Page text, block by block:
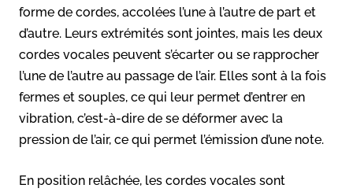
forme de cordes, accolées l’une à l’autre de part et
d’autre. Leurs extrémités sont jointes, mais les deux
cordes vocales peuvent s’écarter ou se rapprocher
l’une de l’autre au passage de l’air. Elles sont à la fois
fermes et souples, ce qui leur permet d’entrer en
vibration, c’est-à-dire de se déformer avec la
pression de l’air, ce qui permet l’émission d’une note.
En position relâchée, les cordes vocales sont